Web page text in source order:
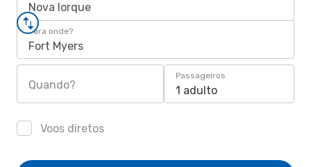
Nova Iorque
Para onde?
Fort Myers
Quando?
Passageiros
1 adulto
Voos diretos